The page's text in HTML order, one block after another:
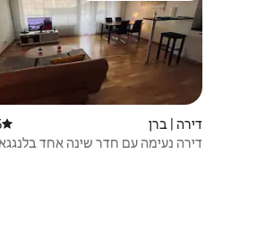
דירה | ברן
דירה נעימה עם חדר שינה אחד